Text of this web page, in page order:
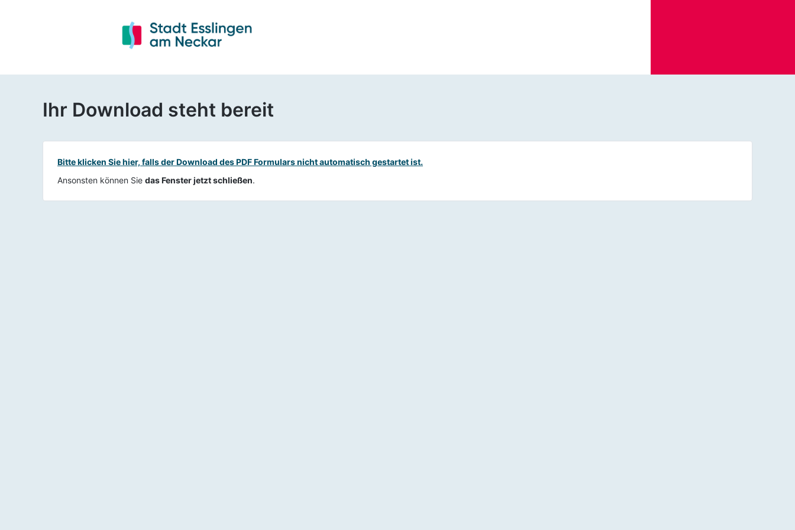
Ihr Download steht bereit
Bitte klicken Sie hier, falls der Download des PDF Formulars nicht automatisch gestartet ist.
Ansonsten können Sie das Fenster jetzt schließen.